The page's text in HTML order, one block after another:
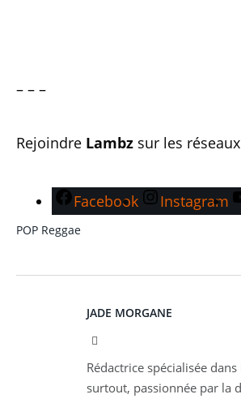
– – –
Rejoindre Lambz sur les
Facebook Instagram
POP Reggae
JADE MORGANE
Rédactrice spécialisée
surtout, passionnée par la